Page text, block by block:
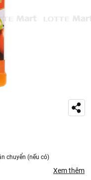
chuyển (nếu có)
Xem thêm